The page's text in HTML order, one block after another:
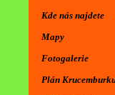
Kde nás najdete
Mapy
Fotogalerie
Plán